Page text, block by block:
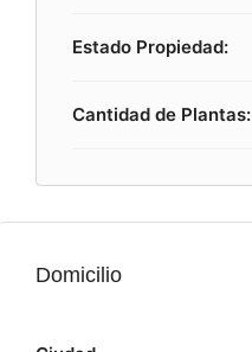
Estado Propiedad:
Cantidad de Plantas:
Domicilio